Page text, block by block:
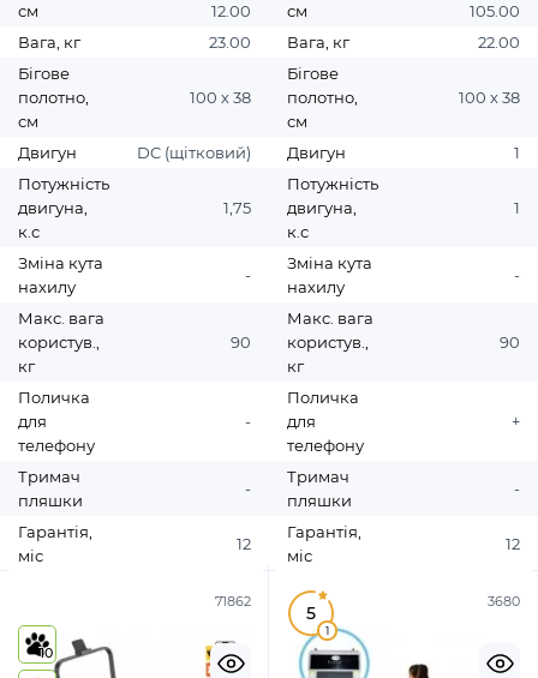
см
12.00
Вага, кг
23.00
Бігове
полотно,
см
100 х 38
Двигун
DC (щітковий)
Потужність
двигуна,
к.с
1,75
Зміна кута
нахилу
-
Макс. вага
користув.,
кг
90
Поличка
для
телефону
-
Тримач
пляшки
-
Гарантія,
міс
12
см
105.00
Вага, кг
22.00
Бігове
полотно,
см
100 х 38
Двигун
1
Потужність
двигуна,
к.с
1
Зміна кута
нахилу
-
Макс. вага
користув.,
кг
90
Поличка
для
телефону
+
Тримач
пляшки
-
Гарантія,
міс
12
71862
10
3680
5
1